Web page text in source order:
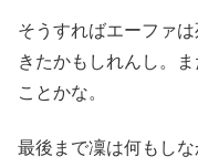
そうすればエーファ
きたかもしれんし。
ことかな。
最後まで凜は何もし